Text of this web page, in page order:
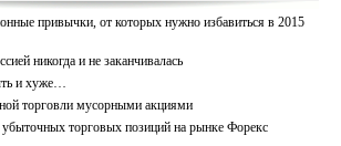
привычки, от которых нужно избавиться в 2015
никогда и не заканчивалась
и хуже…
торговли мусорными акциями
торговых позиций на рынке Форекс